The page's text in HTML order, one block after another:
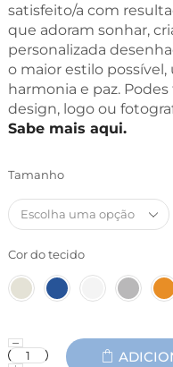
satisfeito/a com
que adoram sonhar,
personalizada
o maior estilo
harmonia e paz.
design, logo ou
Sabe mais aqui.
Tamanho
Cor do tecido